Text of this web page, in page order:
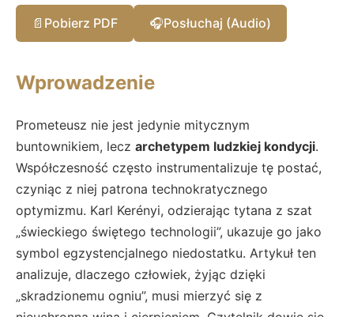
📄 Pobierz PDF 🎧Posłuchaj (Audio)
Wprowadzenie
Prometeusz nie jest jedynie mitycznym
buntownikiem, lecz archetypem ludzkiej kondycji.
Współczesność często instrumentalizuje tę postać,
czyniąc z niej patrona technokratycznego
optymizmu. Karl Kerényi, odzierając tytana z szat
„świeckiego świętego technologii”, ukazuje go jako
symbol egzystencjalnego niedostatku. Artykuł ten
analizuje, dlaczego człowiek, żyjąc dzięki
„skradzionemu ogniu”, musi mierzyć się z